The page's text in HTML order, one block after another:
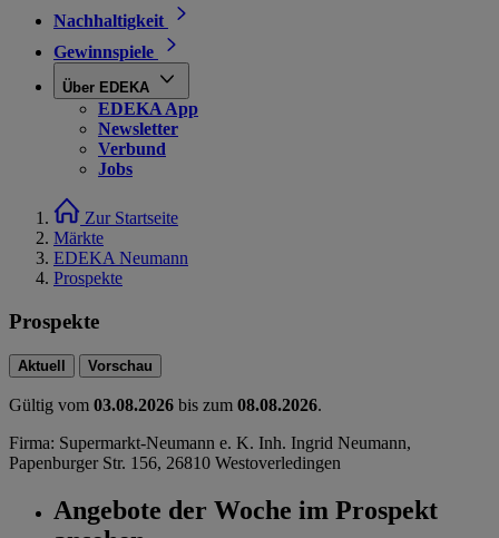
Nachhaltigkeit
Gewinnspiele
Über EDEKA
EDEKA App
Newsletter
Verbund
Jobs
Zur Startseite
Märkte
EDEKA Neumann
Prospekte
Prospekte
Aktuell Vorschau
Gültig vom 03.08.2026 bis zum 08.08.2026.
Firma: Supermarkt-Neumann e. K. Inh. Ingrid Neumann,
Papenburger Str. 156, 26810 Westoverledingen
Angebote der Woche im Prospekt